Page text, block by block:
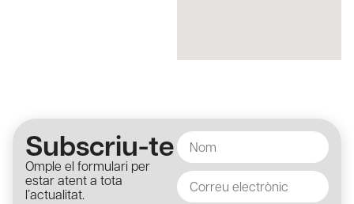
Subscriu-te
Omple el formulari per
estar atent a tota
l’actualitat.